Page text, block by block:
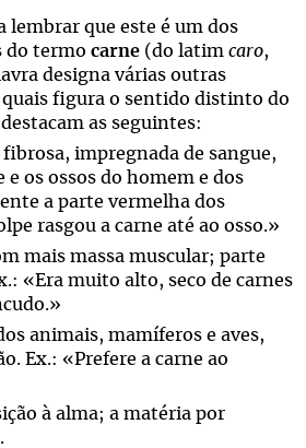
que este é um dos
do termo carne (do latim caro,
designa várias outras
figura o sentido distinto do
as seguintes:
impregnada de sangue,
e os ossos do homem e dos
a parte vermelha dos
rasgou a carne até ao osso.»
mais massa muscular; parte
«Era muito alto, seco de carnes
animais, mamíferos e aves,
Ex.: «Prefere a carne ao
à alma; a matéria por